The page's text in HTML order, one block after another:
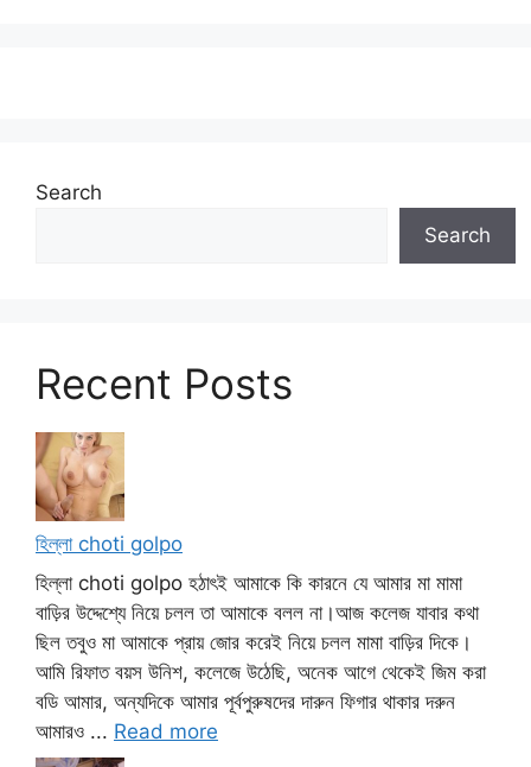
Search
Search
Recent Posts
হিল্লা choti golpo
হিল্লা choti golpo হঠাৎই আমাকে কি কারনে যে আমার মা মামা
বাড়ির উদ্দেশ্যে নিয়ে চলল তা আমাকে বলল না।আজ কলেজ যাবার কথা
ছিল তবুও মা আমাকে প্রায় জোর করেই নিয়ে চলল মামা বাড়ির দিকে।
আমি রিফাত বয়স উনিশ, কলেজে উঠেছি, অনেক আগে থেকেই জিম করা
বডি আমার, অন্যদিকে আমার পূর্বপুরুষদের দারুন ফিগার থাকার দরুন
আমারও ... Read more